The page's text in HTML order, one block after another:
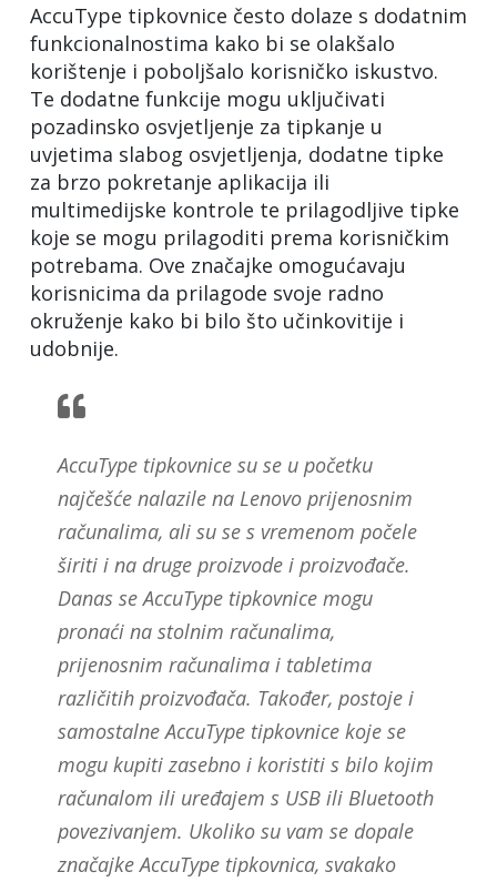
AccuType tipkovnice često dolaze s dodatnim
funkcionalnostima kako bi se olakšalo
korištenje i poboljšalo korisničko iskustvo.
Te dodatne funkcije mogu uključivati
pozadinsko osvjetljenje za tipkanje u
uvjetima slabog osvjetljenja, dodatne tipke
za brzo pokretanje aplikacija ili
multimedijske kontrole te prilagodljive tipke
koje se mogu prilagoditi prema korisničkim
potrebama. Ove značajke omogućavaju
korisnicima da prilagode svoje radno
okruženje kako bi bilo što učinkovitije i
udobnije.
AccuType tipkovnice su se u početku
najčešće nalazile na Lenovo prijenosnim
računalima, ali su se s vremenom počele
širiti i na druge proizvode i proizvođače.
Danas se AccuType tipkovnice mogu
pronaći na stolnim računalima,
prijenosnim računalima i tabletima
različitih proizvođača. Također, postoje i
samostalne AccuType tipkovnice koje se
mogu kupiti zasebno i koristiti s bilo kojim
računalom ili uređajem s USB ili Bluetooth
povezivanjem. Ukoliko su vam se dopale
značajke AccuType tipkovnica, svakako